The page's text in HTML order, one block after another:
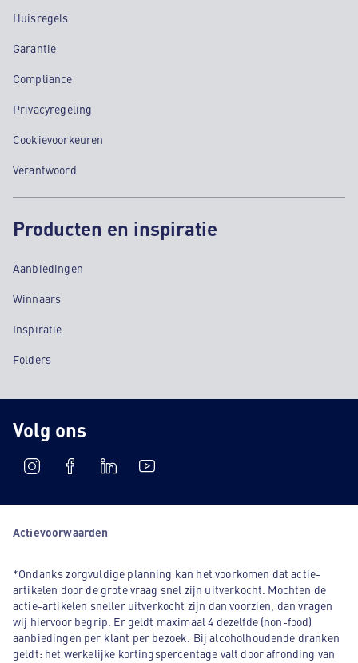
Huisregels
Garantie
Compliance
Privacyregeling
Cookievoorkeuren
Verantwoord
Producten en inspiratie
Aanbiedingen
Winnaars
Inspiratie
Folders
Volg ons
Actievoorwaarden
*Ondanks zorgvuldige planning kan het voorkomen dat actie-
artikelen door de grote vraag snel zijn uitverkocht. Mochten de
actie-artikelen sneller uitverkocht zijn dan voorzien, dan vragen
wij hiervoor begrip. Er geldt maximaal 4 dezelfde (non-food)
aanbiedingen per klant per bezoek. Bij alcoholhoudende dranken
geldt: het werkelijke kortingspercentage valt door afronding van